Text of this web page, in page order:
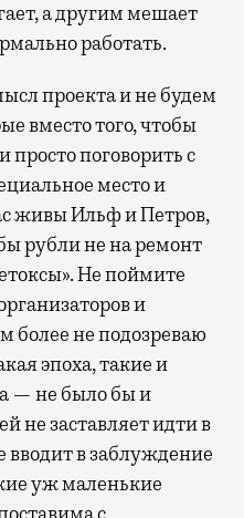
а другим мешает
работать.
проекта и не будем
вместо того, чтобы
просто поговорить с
место и
живы Ильф и Петров,
рубли не на ремонт
Не поймите
и
более не подозреваю
эпоха, такие и
— не было бы и
не заставляет идти в
в заблуждение
уж маленькие